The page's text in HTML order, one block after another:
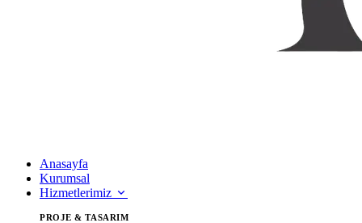
Anasayfa
Kurumsal
Hizmetlerimiz
PROJE & TASARIM